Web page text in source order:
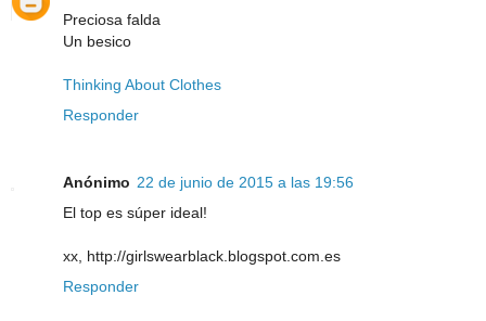
Preciosa falda
Un besico
Thinking About Clothes
Responder
Anónimo 22 de junio de 2015 a las 19:56
El top es súper ideal!
xx, http://girlswearblack.blogspot.com.es
Responder